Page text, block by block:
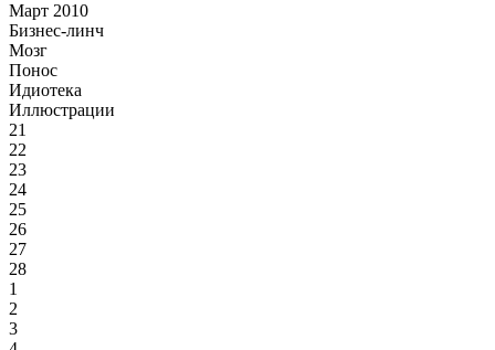
Март 2010
Бизнес-линч
Мозг
Понос
Идиотека
Иллюстрации
21
22
23
24
25
26
27
28
1
2
3